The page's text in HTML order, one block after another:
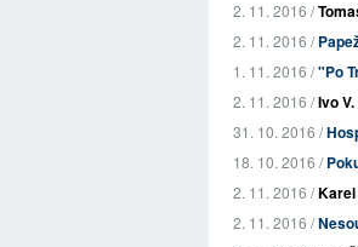
2. 11. 2016 /
2. 11. 2016 /
1. 11. 2016 /"Po
2. 11. 2016 /Ivo
31. 10. 2016 /
18. 10. 2016 /
2. 11. 2016 /
2. 11. 2016 /